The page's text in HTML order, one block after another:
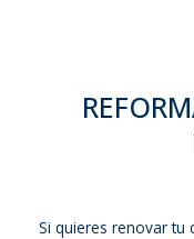
Si quieres renovar tu